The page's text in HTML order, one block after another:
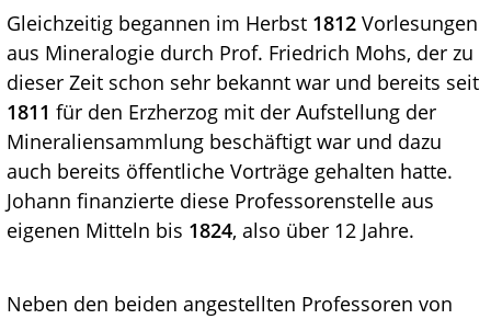
Gleichzeitig begannen im Herbst 1812 Vorlesungen
aus Mineralogie durch Prof. Friedrich Mohs, der zu
dieser Zeit schon sehr bekannt war und bereits seit
1811 für den Erzherzog mit der Aufstellung der
Mineraliensammlung beschäftigt war und dazu
auch bereits öffentliche Vorträge gehalten hatte.
Johann finanzierte diese Professorenstelle aus
eigenen Mitteln bis 1824, also über 12 Jahre.
Neben den beiden angestellten Professoren von